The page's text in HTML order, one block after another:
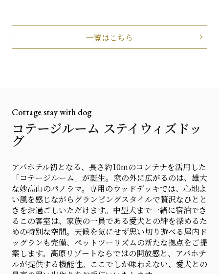
一覧はこちら
Cottage stay with dog
コテージルーム ステイウィズドッ
グ
アパホテル初となる、長さ約10mのコンテナを活用した
「コテージルーム」が誕生。窓の外に広がるのは、雄大
な妙高山のパノラマ。専用のウッドデッキでは、心地よ
い風を感じながらグランピングスタイルで贅沢なひとと
きをお過ごしいただけます。中型犬まで一緒に宿泊でき
るこの客室は、家族の一員である愛犬との絆を深めるた
めの特別な空間。天候を気にせず思い切り遊べる屋内ド
ッグランも完備、ペットツーリズムの新たな拠点をご提
案します。高原リゾートならではの開放感と、アパホテ
ルが提供する機能性。ここでしか味わえない、愛犬との